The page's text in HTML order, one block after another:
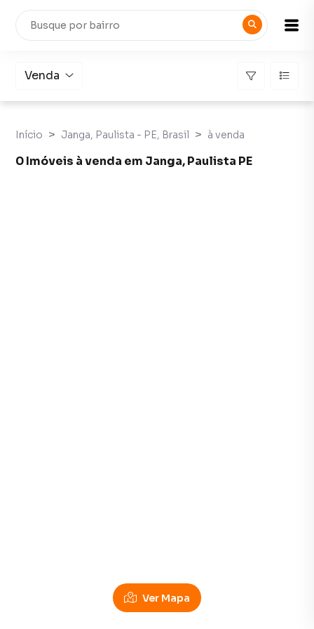
Venda
Início Janga, Paulista - PE, Brasil à venda
0 Imóveis à venda em Janga, Paulista PE
Ver Mapa